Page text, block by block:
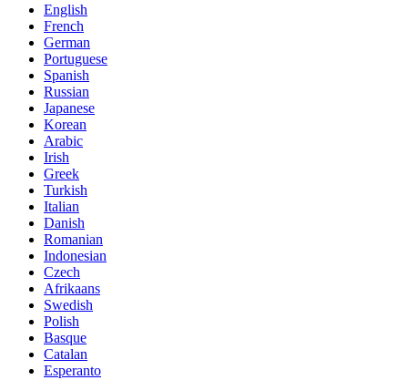
English
French
German
Portuguese
Spanish
Russian
Japanese
Korean
Arabic
Irish
Greek
Turkish
Italian
Danish
Romanian
Indonesian
Czech
Afrikaans
Swedish
Polish
Basque
Catalan
Esperanto